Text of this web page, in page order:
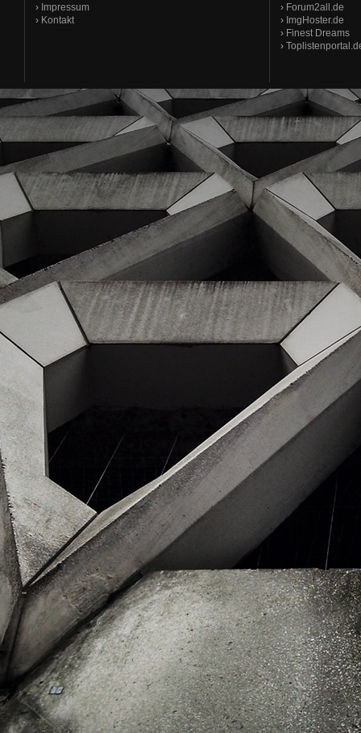
› Impressum
› Kontakt
› Forum2all.de
› ImgHoster.de
› Finest Dreams
›